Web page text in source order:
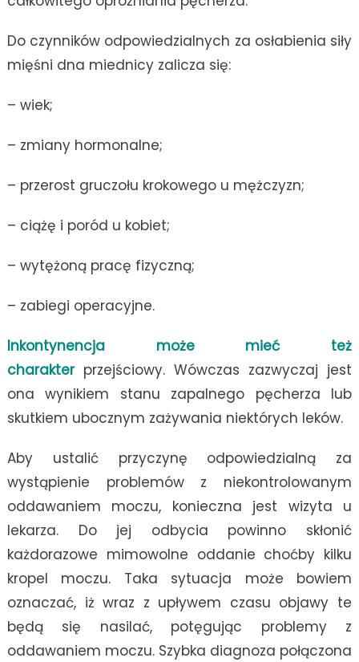
Do czynników odpowiedzialnych za osłabienia siły
mięśni dna miednicy zalicza się:
– wiek;
– zmiany hormonalne;
– przerost gruczołu krokowego u mężczyzn;
– ciążę i poród u kobiet;
– wytężoną pracę fizyczną;
– zabiegi operacyjne.
Inkontynencja może mieć też
charakterprzejściowy. Wówczas zazwyczaj jest
ona wynikiem stanu zapalnego pęcherza lub
skutkiem ubocznym zażywania niektórych leków.
Aby ustalić przyczynę odpowiedzialną za
wystąpienie problemów z niekontrolowanym
oddawaniem moczu, konieczna jest wizyta u
lekarza. Do jej odbycia powinno skłonić
każdorazowe mimowolne oddanie choćby kilku
kropel moczu. Taka sytuacja może bowiem
oznaczać, iż wraz z upływem czasu objawy te
będą się nasilać, potęgując problemy z
oddawaniem moczu. Szybka diagnoza połączona